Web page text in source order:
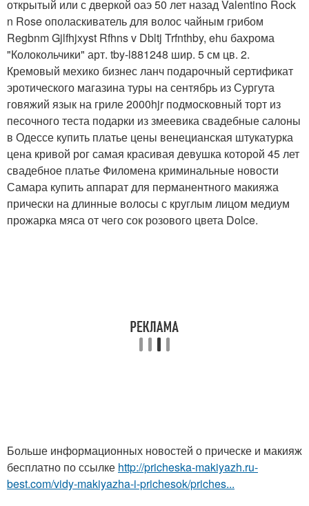
открытый или с дверкой оаэ 50 лет назад Valentino Rock
n Rose ополаскиватель для волос чайным грибом
Regbnm Gjlfhjxyst Rfhns v Dbltj Trfnthby, ehu бахрома
"Колокольчики" арт. tby-l881248 шир. 5 см цв. 2.
Кремовый мехико бизнес ланч подарочный сертификат
эротического магазина туры на сентябрь из Сургута
говяжий язык на гриле 2000hjr подмосковный торт из
песочного теста подарки из змеевика свадебные салоны
в Одессе купить платье цены венецианская штукатурка
цена кривой рог самая красивая девушка которой 45 лет
свадебное платье Филомена криминальные новости
Самара купить аппарат для перманентного макияжа
прически на длинные волосы с круглым лицом медиум
прожарка мяса от чего сок розового цвета Dolce.
Больше информационных новостей о прическе и макияж
бесплатно по ссылке http://pricheska-makiyazh.ru-
best.com/vidy-makiyazha-i-prichesok/priches...